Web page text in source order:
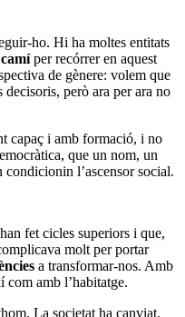
ho. Hi ha moltes entitats
per recórrer en aquest
de gènere: volem que
decisoris, però ara per ara no
capaç i amb formació, i no
que un nom, un
l’ascensor social.
fet cicles superiors i que,
molt per portar
a transformar-nos. Amb
com amb l’habitatge.
La societat ha canviat,